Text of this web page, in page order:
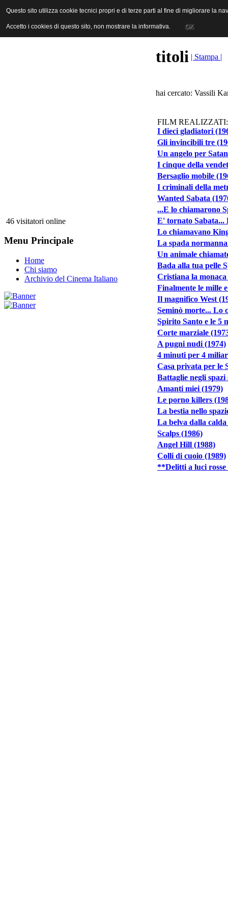
ANICA | Associazione Nazionale Industrie Cinematografiche
46 visitatori online
Menu Principale
Home
Chi siamo
Archivio del Cinema Italiano
titoli | Stampa |
hai cercato: Vassili
FILM REALIZZATI:
I dieci gladiatori
Gli invincibili tre
Un angelo per
I cinque della
Bersaglio mobile
I criminali della
Wanted Sabata
...E lo chiamarono
E' tornato Sabata...
Lo chiamavano
La spada
Un animale
Bada alla tua pelle
Cristiana la
Finalmente le mille
Il magnifico West
Seminò morte... Lo
Spirito Santo e le 5
Corte marziale
A pugni nudi (1974)
4 minuti per 4
Casa privata per le
Battaglie negli spazi
Amanti miei (1979)
Le porno killers
La bestia nello
La belva dalla calda
Scalps (1986)
Angel Hill (1988)
Colli di cuoio (1989)
**Delitti a luci rosse
Questo sito utilizza cookie tecnici propri e di terze parti al fine di migliorare la
Accetto i cookies di questo sito, non mostrare la informativa. OK
Questo sito utilizza cookie tecnici propri e di terze parti al fine di migliorare la
Accetto i cookies di questo sito, non mostrare la informativa. OK